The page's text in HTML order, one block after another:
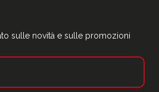
sulle novità e sulle promozioni